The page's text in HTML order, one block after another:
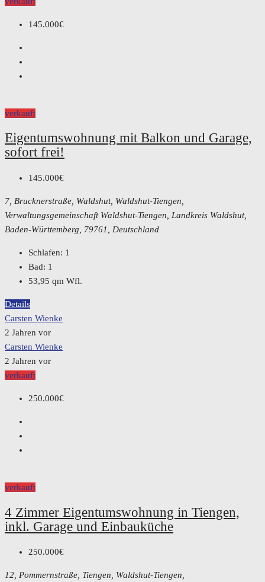
145.000€
verkauft
Eigentumswohnung mit Balkon und Garage,
sofort frei!
145.000€
7, Brucknerstraße, Waldshut, Waldshut-Tiengen,
Verwaltungsgemeinschaft Waldshut-Tiengen, Landkreis Waldshut,
Baden-Württemberg, 79761, Deutschland
Schlafen: 1
Bad: 1
53,95 qm Wfl.
Details
Carsten Wienke
2 Jahren vor
Carsten Wienke
2 Jahren vor
verkauft
250.000€
verkauft
4 Zimmer Eigentumswohnung in Tiengen,
inkl. Garage und Einbauküche
250.000€
12, Pommernstraße, Tiengen, Waldshut-Tiengen,